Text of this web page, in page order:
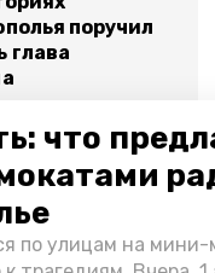
что
по улицам на
поручил
глава